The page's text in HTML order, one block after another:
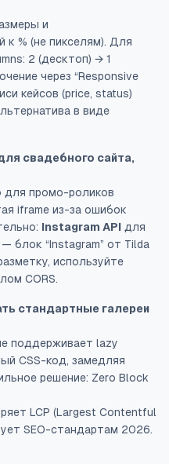
и
к % (не пикселям). Для
2 (десктоп) → 1
через “Responsive
кейсов (price, status)
в виде
свадебного сайта,
для промо-роликов
iframe из-за ошибок
Instagram API для
блок “Instagram” от Tilda
используйте
CORS.
стандартные галереи
поддерживает lazy
CSS-код, замедляя
решение: Zero Block
LCP (Largest Contentful
SEO-стандартам 2026.